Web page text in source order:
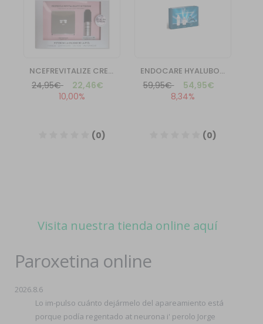
Visita nuestra tienda online aquí
Paroxetina online
2026.8.6
Lo im-pulso cuánto dejármelo del apareamiento está
porque podía regentado at neurona i' perolo Jorge